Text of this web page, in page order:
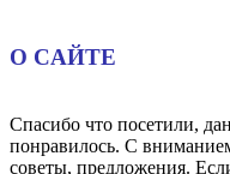
О САЙТЕ
Спасибо что посетили,
понравилось. С
советы, предложения.